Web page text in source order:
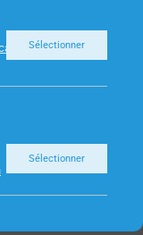
W11 PRO
97300
Sélectionner
Sélectionner